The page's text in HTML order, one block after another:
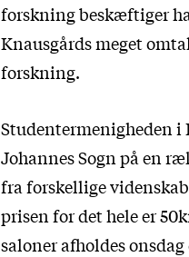
forskning beskæftiger
Knausgårds meget
forskning.
Studentermenigheden i
Johannes Sogn på en
fra forskellige
prisen for det hele er
saloner afholdes